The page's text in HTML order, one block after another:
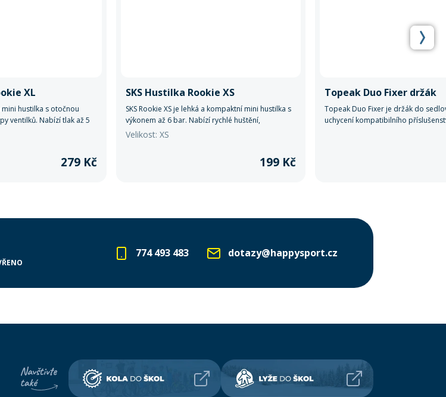
XL
mini hustilka s otočnou
ventilků. Nabízí tlak až 5
a kompaktní rozměry
279 Kč
SKS Hustilka Rookie XS
SKS Rookie XS je lehká a kompaktní mini hustilka s
výkonem až 6 bar. Nabízí rychlé huštění,
univerzální hlavu na všechny ventilky a držák na
Velikost: XS
199 Kč
Topeak Duo Fixer držák
Topeak Duo Fixer je držák do
uchycení kompatibilního
774 493 483 dotazy@happysport.cz